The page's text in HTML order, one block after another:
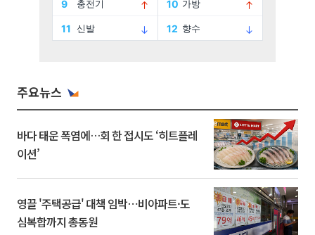
주요뉴스
바다 태운 폭염에…회 한 접시도 ‘히트플레
이션’
영끌 '주택공급' 대책 임박⋯비아파트·도
심복합까지 총동원